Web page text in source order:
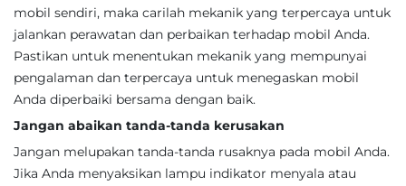
mobil sendiri, maka carilah mekanik yang terpercaya untuk
jalankan perawatan dan perbaikan terhadap mobil Anda.
Pastikan untuk menentukan mekanik yang mempunyai
pengalaman dan terpercaya untuk menegaskan mobil
Anda diperbaiki bersama dengan baik.
Jangan abaikan tanda-tanda kerusakan
Jangan melupakan tanda-tanda rusaknya pada mobil Anda.
Jika Anda menyaksikan lampu indikator menyala atau